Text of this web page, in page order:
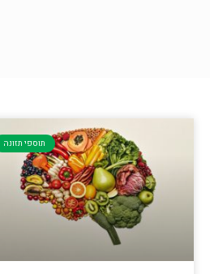
תוספי תזונה